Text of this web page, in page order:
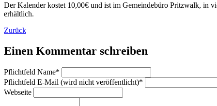
Der Kalender kostet 10,00€ und ist im Gemeindebüro Pritzwalk, in
erhältlich.
Zurück
Einen Kommentar schreiben
Pflichtfeld Name*
Pflichtfeld E-Mail (wird nicht veröffentlicht)*
Webseite